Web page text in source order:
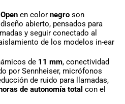
en color negro son
abierto, pensados para
y seguir conectado al
de los modelos in-ear
de 11 mm, conectividad
por Sennheiser, micrófonos
de ruido para llamadas,
de autonomía total con el